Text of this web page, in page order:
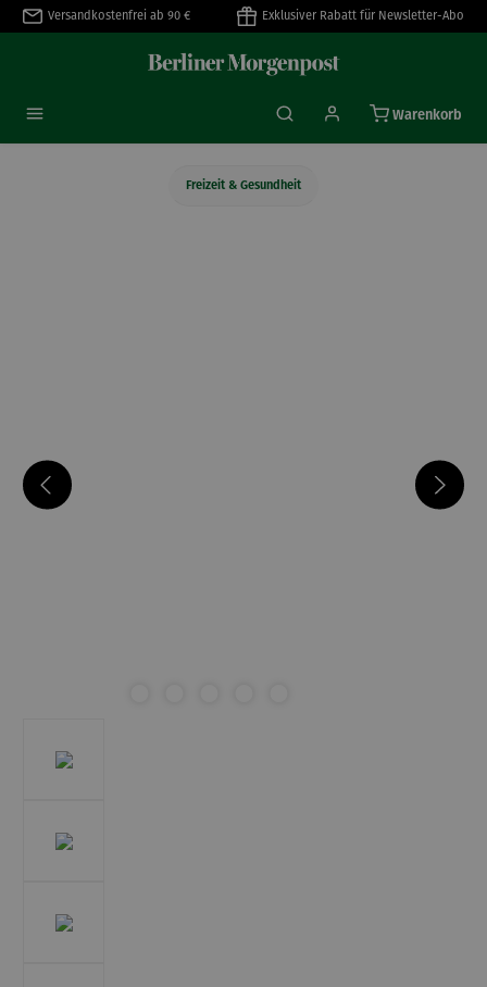
springen
Versandkostenfrei ab 90 € Exklusiver Rabatt für Newsletter-Abo
Warenkorb
Freizeit & Gesundheit